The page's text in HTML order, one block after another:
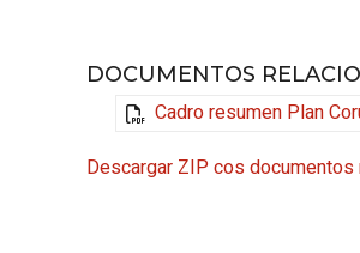
DOCUMENTOS
Cadro resumen Plan
Descargar ZIP cos documentos